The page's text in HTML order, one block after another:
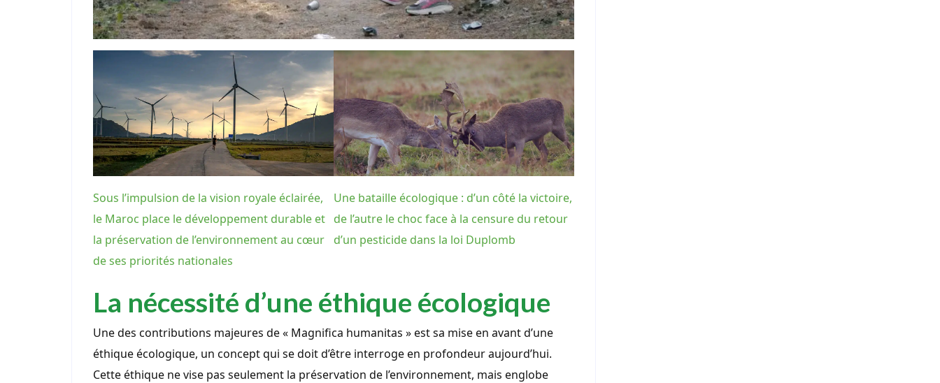
Sous l’impulsion de la vision royale éclairée,
le Maroc place le développement durable et
la préservation de l’environnement au cœur
de ses priorités nationales
Une bataille écologique : d’un côté la victoire,
de l’autre le choc face à la censure du retour
d’un pesticide dans la loi Duplomb
La nécessité d’une éthique écologique
Une des contributions majeures de « Magnifica humanitas » est sa mise en avant d’une
éthique écologique, un concept qui se doit d’être interroge en profondeur aujourd’hui.
Cette éthique ne vise pas seulement la préservation de l’environnement, mais englobe